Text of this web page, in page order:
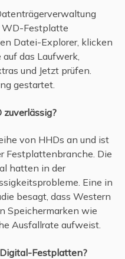
WD-Festplatte
Datei-Explorer, klicken
das Laufwerk,
und Jetzt prüfen.
gestartet.
von HHDs an und ist
Festplattenbranche. Die
hatten in der
Eine in
besagt, dass Western
Speichermarken wie
Ausfallrate aufweist.
Festplatten?